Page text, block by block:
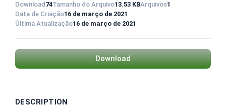
Download 74Tamanho do Arquivo13.53 KBArquivos1
Data de Criação16 de março de 2021
Última Atualização16 de março de 2021
Download
DESCRIPTION